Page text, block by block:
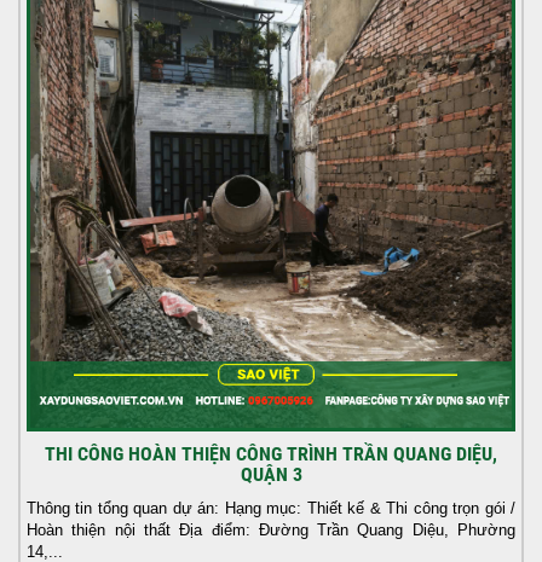
THI CÔNG HOÀN THIỆN CÔNG TRÌNH TRẦN QUANG DIỆU,
QUẬN 3
Thông tin tổng quan dự án: Hạng mục: Thiết kế & Thi công trọn gói /
Hoàn thiện nội thất Địa điểm: Đường Trần Quang Diệu, Phường
14,...